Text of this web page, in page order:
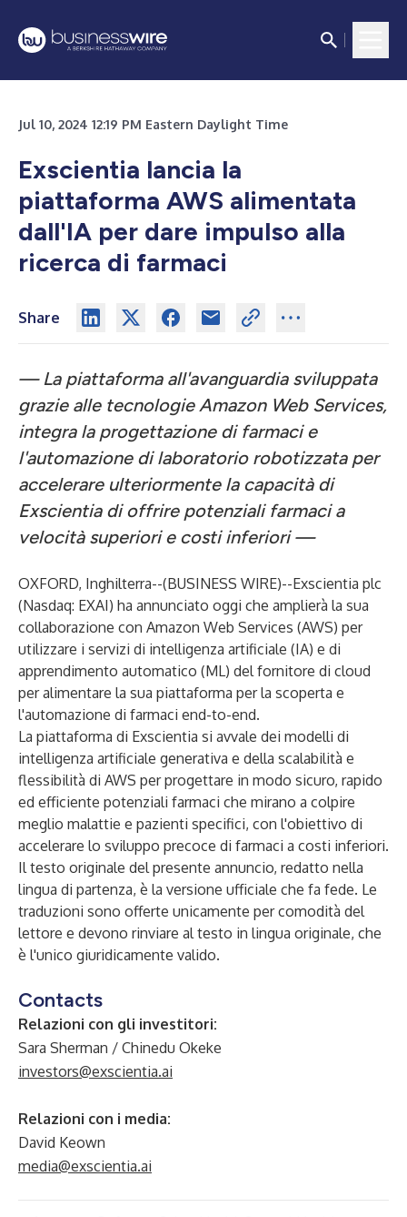
Jul 10, 2024 12:19 PM Eastern Daylight Time
Exscientia lancia la
piattaforma AWS alimentata
dall'IA per dare impulso alla
ricerca di farmaci
Share
— La piattaforma all'avanguardia sviluppata
grazie alle tecnologie Amazon Web Services,
integra la progettazione di farmaci e
l'automazione di laboratorio robotizzata per
accelerare ulteriormente la capacità di
Exscientia di offrire potenziali farmaci a
velocità superiori e costi inferiori —
OXFORD, Inghilterra--(BUSINESS WIRE)--Exscientia plc
(Nasdaq: EXAI) ha annunciato oggi che amplierà la sua
collaborazione con Amazon Web Services (AWS) per
utilizzare i servizi di intelligenza artificiale (IA) e di
apprendimento automatico (ML) del fornitore di cloud
per alimentare la sua piattaforma per la scoperta e
l'automazione di farmaci end-to-end.
La piattaforma di Exscientia si avvale dei modelli di
intelligenza artificiale generativa e della scalabilità e
flessibilità di AWS per progettare in modo sicuro, rapido
ed efficiente potenziali farmaci che mirano a colpire
meglio malattie e pazienti specifici, con l'obiettivo di
accelerare lo sviluppo precoce di farmaci a costi inferiori.
Il testo originale del presente annuncio, redatto nella
lingua di partenza, è la versione ufficiale che fa fede. Le
traduzioni sono offerte unicamente per comodità del
lettore e devono rinviare al testo in lingua originale, che
è l'unico giuridicamente valido.
Contacts
Relazioni con gli investitori:
Sara Sherman / Chinedu Okeke
investors@exscientia.ai
Relazioni con i media:
David Keown
media@exscientia.ai